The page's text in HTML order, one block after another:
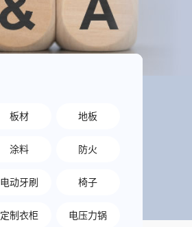
板材 地板
涂料 防火
电动牙刷 椅子
定制衣柜 电压力锅